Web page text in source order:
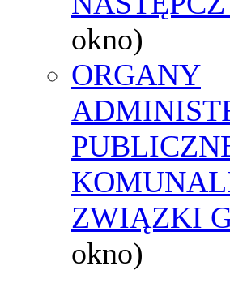
okno)
ORGANY
ZWIĄZKI
okno)